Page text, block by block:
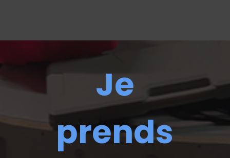
Je
prends